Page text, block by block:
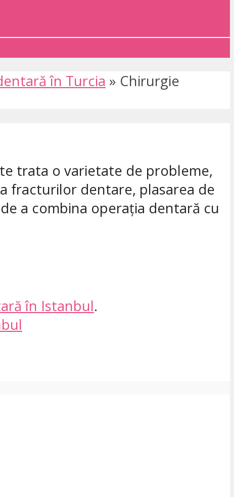
în Turcia » Chirurgie
trata o varietate de probleme,
fracturilor dentare, plasarea de
a combina operația dentară cu
în Istanbul.